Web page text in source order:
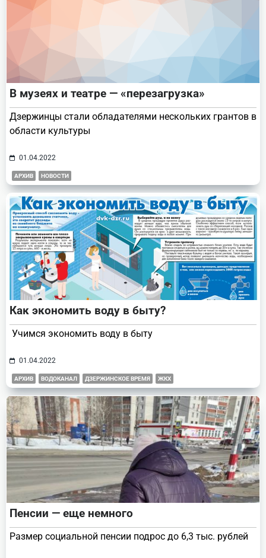
В музеях и театре — «перезагрузка»
Дзержинцы стали обладателями нескольких грантов в
области культуры
01.04.2022
АРХИВ НОВОСТИ
Как экономить воду в быту?
Учимся экономить воду в быту
01.04.2022
АРХИВ ВОДОКАНАЛ ДЗЕРЖИНСКОЕ ВРЕМЯ ЖКХ
Пенсии — еще немного
Размер социальной пенсии подрос до 6,3 тыс. рублей